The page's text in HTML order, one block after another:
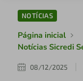
NOTÍCIAS
Página inicial
Notícias Sicredi
08/12/2025